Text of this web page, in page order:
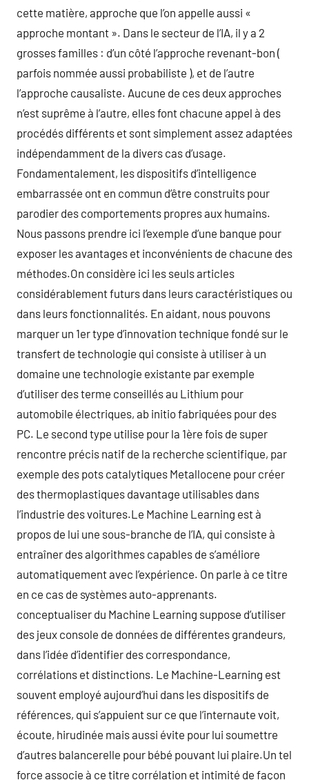
cette matière, approche que l’on appelle aussi «
approche montant ». Dans le secteur de l’IA, il y a 2
grosses familles : d’un côté l’approche revenant-bon (
parfois nommée aussi probabiliste ), et de l’autre
l’approche causaliste. Aucune de ces deux approches
n’est suprême à l’autre, elles font chacune appel à des
procédés différents et sont simplement assez adaptées
indépendamment de la divers cas d’usage.
Fondamentalement, les dispositifs d’intelligence
embarrassée ont en commun d’être construits pour
parodier des comportements propres aux humains.
Nous passons prendre ici l’exemple d’une banque pour
exposer les avantages et inconvénients de chacune des
méthodes.On considère ici les seuls articles
considérablement futurs dans leurs caractéristiques ou
dans leurs fonctionnalités. En aidant, nous pouvons
marquer un 1er type d’innovation technique fondé sur le
transfert de technologie qui consiste à utiliser à un
domaine une technologie existante par exemple
d’utiliser des terme conseillés au Lithium pour
automobile électriques, ab initio fabriquées pour des
PC. Le second type utilise pour la 1ère fois de super
rencontre précis natif de la recherche scientifique, par
exemple des pots catalytiques Metallocene pour créer
des thermoplastiques davantage utilisables dans
l’industrie des voitures.Le Machine Learning est à
propos de lui une sous-branche de l’IA, qui consiste à
entraîner des algorithmes capables de s’améliore
automatiquement avec l’expérience. On parle à ce titre
en ce cas de systèmes auto-apprenants.
conceptualiser du Machine Learning suppose d’utiliser
des jeux console de données de différentes grandeurs,
dans l’idée d’identifier des correspondance,
corrélations et distinctions. Le Machine-Learning est
souvent employé aujourd’hui dans les dispositifs de
références, qui s’appuient sur ce que l’internaute voit,
écoute, hirudinée mais aussi évite pour lui soumettre
d’autres balancerelle pour bébé pouvant lui plaire.Un tel
force associe à ce titre corrélation et intimité de façon